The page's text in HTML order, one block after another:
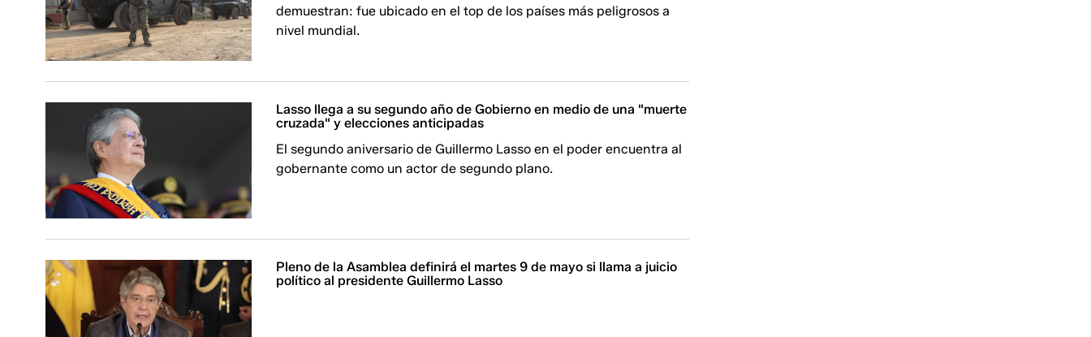
demuestran: fue ubicado en el top de los países más peligrosos a
nivel mundial.
Lasso llega a su segundo año de Gobierno en medio de una "muerte
cruzada" y elecciones anticipadas
El segundo aniversario de Guillermo Lasso en el poder encuentra al
gobernante como un actor de segundo plano.
Pleno de la Asamblea definirá el martes 9 de mayo si llama a juicio
político al presidente Guillermo Lasso